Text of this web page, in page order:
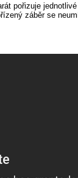
pořizuje
záběr se